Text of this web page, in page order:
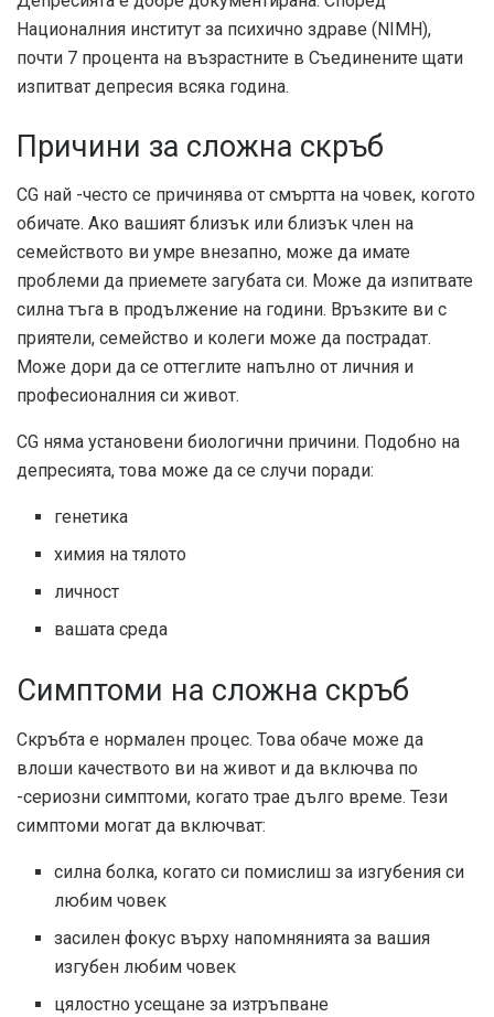
Националния институт за психично здраве (NIMH),
почти 7 процента на възрастните в Съединените щати
изпитват депресия всяка година.
Причини за сложна скръб
CG най -често се причинява от смъртта на човек, когото
обичате. Ако вашият близък или близък член на
семейството ви умре внезапно, може да имате
проблеми да приемете загубата си. Може да изпитвате
силна тъга в продължение на години. Връзките ви с
приятели, семейство и колеги може да пострадат.
Може дори да се оттеглите напълно от личния и
професионалния си живот.
CG няма установени биологични причини. Подобно на
депресията, това може да се случи поради:
генетика
химия на тялото
личност
вашата среда
Симптоми на сложна скръб
Скръбта е нормален процес. Това обаче може да
влоши качеството ви на живот и да включва по
-сериозни симптоми, когато трае дълго време. Тези
симптоми могат да включват:
силна болка, когато си помислиш за изгубения си
любим човек
засилен фокус върху напомнянията за вашия
изгубен любим човек
цялостно усещане за изтръпване